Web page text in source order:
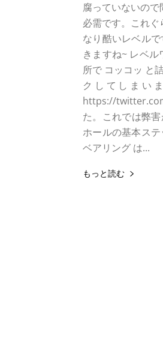
腐っていないの
必需です。これ
なり酷いレベル
きますね~ レベ
所で コッコッ と
クしてしまい
https://
た。これでは弊
ホールの基本ス
ベアリング は...
もっと読む